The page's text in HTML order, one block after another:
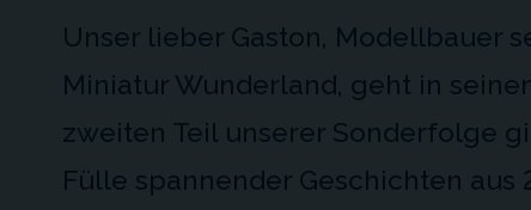
Unser lieber Gaston, Modellbauer
Miniatur Wunderland, geht in
zweiten Teil unserer Sonderfolge
Fülle spannender Geschichten aus